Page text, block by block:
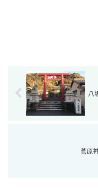
八
菅原